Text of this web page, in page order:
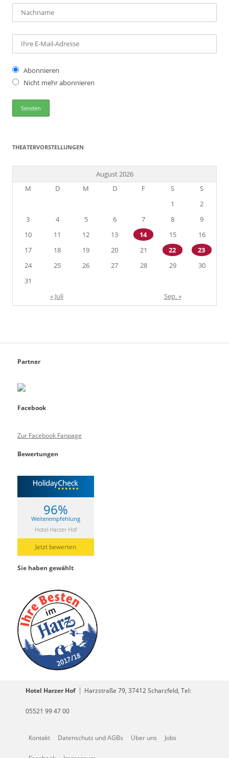
Abonnieren
Nicht mehr abonnieren
THEATERVORSTELLUNGEN
August 2026
M
D M D F S
S
1
2
3
4 5 6 7 8
9
10
11 12 13 14 15
16
17
18 19 20 21 22
23
24
25 26 27 28 29
30
31
« Juli
Sep. »
Partner
Facebook
Zur Facebook Fanpage
Bewertungen
96%
Weiterempfehlung
Hotel Harzer Hof
Jetzt bewerten
Sie haben gewählt
Hotel Harzer Hof Harzstraße 79, 37412 Scharzfeld, Tel:
05521 99 47 00
Kontakt Datenschutz und AGBs Über uns Jobs